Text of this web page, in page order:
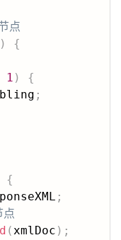
点
)
{
1 )
{
;
{
;
(xmlDoc ) ;